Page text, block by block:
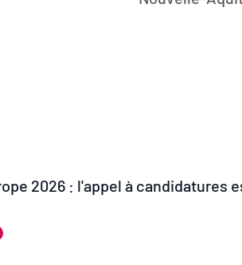
Revitalisation
2026 : l'appel à candidatures